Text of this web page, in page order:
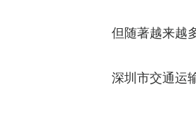
但随著越来越
深圳市交通运